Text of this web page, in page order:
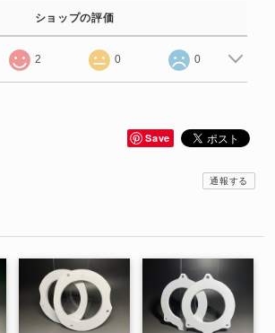
ショップの評価
2 0 0
Save
通報する